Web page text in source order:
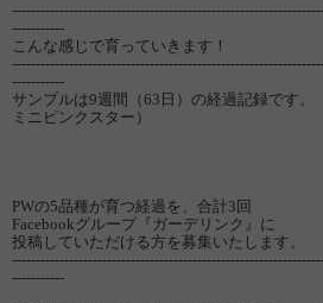
-----------
こんな感じで育っていきます！
-----------
サンプルは9週間（63日）の経過記録です。
ミニピンクスター）
PWの5品種が育つ経過を、合計3回
Facebookグループ『ガーデリンク』に
投稿していただける方を募集いたします。
-----------